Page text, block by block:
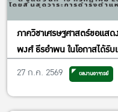
ภาควิชาเศรษฐศาสตร์ขอแส
พงศ์ ธีรอำพน ในโอกาสได้รั
วิจัยและพันธกิจเพื่อสังคม
27 ก.ค. 2569 ผลงานอาจารย์